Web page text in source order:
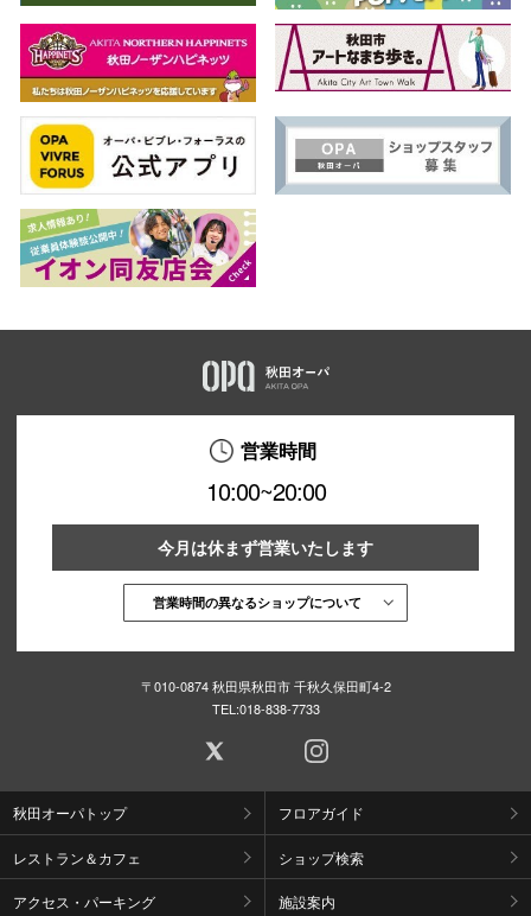
営業時間
10:00~20:00
今月は休まず営業いたします
営業時間の異なるショップについて
〒010-0874 秋田県秋田市 千秋久保田町4-2
TEL:018-838-7733
秋田オーパトップ フロアガイド
レストラン＆カフェ ショップ検索
アクセス・パーキング 施設案内